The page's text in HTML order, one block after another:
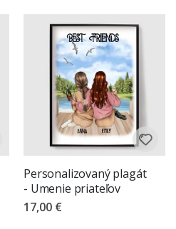
Personalizovaný plagát
- Umenie priateľov
17,00 €